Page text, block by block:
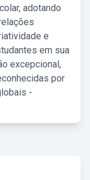
adotando
e
em sua
excepcional,
por
-